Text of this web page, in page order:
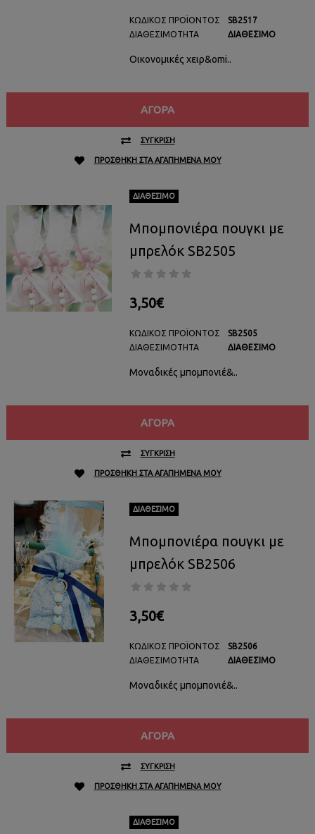
ΚΩΔΙΚΌΣ ΠΡΟΪΌΝΤΟΣ
ΔΙΑΘΕΣΙΜΌΤΗΤΑ
SB2517
ΔΙΑΘΈΣΙΜΟ
Οικονομικές χειρ&omi..
ΑΓΟΡΆ
ΣΎΓΚΡΙΣΗ
ΠΡΟΣΘΉΚΗ ΣΤΑ ΑΓΑΠΗΜΈΝΑ ΜΟΥ
ΔΙΑΘΈΣΙΜΟ
Μπομπονιέρα πουγκι με
μπρελόκ SB2505
3,50€
ΚΩΔΙΚΌΣ ΠΡΟΪΌΝΤΟΣ
ΔΙΑΘΕΣΙΜΌΤΗΤΑ
SB2505
ΔΙΑΘΈΣΙΜΟ
Μοναδικές μπομπονιέ&..
ΑΓΟΡΆ
ΣΎΓΚΡΙΣΗ
ΠΡΟΣΘΉΚΗ ΣΤΑ ΑΓΑΠΗΜΈΝΑ ΜΟΥ
ΔΙΑΘΈΣΙΜΟ
Μπομπονιέρα πουγκι με
μπρελόκ SB2506
3,50€
ΚΩΔΙΚΌΣ ΠΡΟΪΌΝΤΟΣ
ΔΙΑΘΕΣΙΜΌΤΗΤΑ
SB2506
ΔΙΑΘΈΣΙΜΟ
Μοναδικές μπομπονιέ&..
ΑΓΟΡΆ
ΣΎΓΚΡΙΣΗ
ΠΡΟΣΘΉΚΗ ΣΤΑ ΑΓΑΠΗΜΈΝΑ ΜΟΥ
ΔΙΑΘΈΣΙΜΟ